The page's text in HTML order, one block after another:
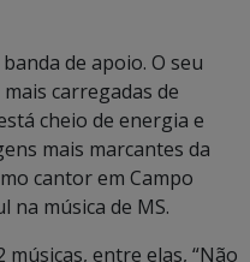
de apoio. O seu
carregadas de
cheio de energia e
mais marcantes da
cantor em Campo
na música de MS.
entre elas, “Não